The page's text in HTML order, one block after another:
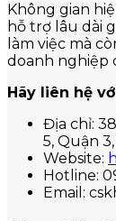
Không gian
hỗ trợ lâu dài
làm việc mà
doanh nghiệp
Hãy liên hệ
Địa chỉ:
5, Quận
Website:
Hotline:
Email: